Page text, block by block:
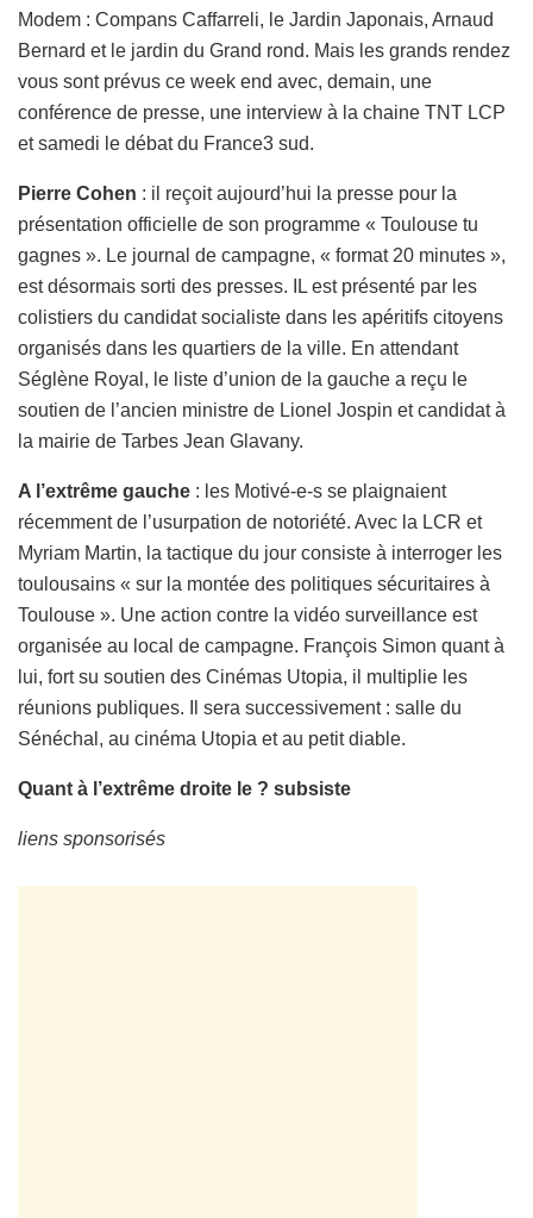
Modem : Compans Caffarreli, le Jardin Japonais, Arnaud
Bernard et le jardin du Grand rond. Mais les grands rendez
vous sont prévus ce week end avec, demain, une
conférence de presse, une interview à la chaine TNT LCP
et samedi le débat du France3 sud.
Pierre Cohen : il reçoit aujourd’hui la presse pour la
présentation officielle de son programme « Toulouse tu
gagnes ». Le journal de campagne, « format 20 minutes »,
est désormais sorti des presses. IL est présenté par les
colistiers du candidat socialiste dans les apéritifs citoyens
organisés dans les quartiers de la ville. En attendant
Séglène Royal, le liste d’union de la gauche a reçu le
soutien de l’ancien ministre de Lionel Jospin et candidat à
la mairie de Tarbes Jean Glavany.
A l’extrême gauche : les Motivé-e-s se plaignaient
récemment de l’usurpation de notoriété. Avec la LCR et
Myriam Martin, la tactique du jour consiste à interroger les
toulousains « sur la montée des politiques sécuritaires à
Toulouse ». Une action contre la vidéo surveillance est
organisée au local de campagne. François Simon quant à
lui, fort su soutien des Cinémas Utopia, il multiplie les
réunions publiques. Il sera successivement : salle du
Sénéchal, au cinéma Utopia et au petit diable.
Quant à l’extrême droite le ? subsiste
liens sponsorisés